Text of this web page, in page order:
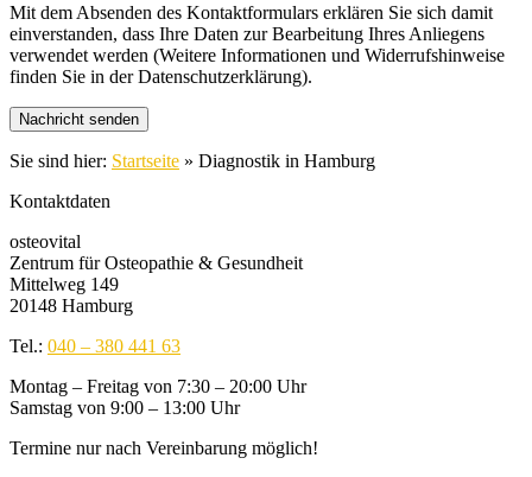
Mit dem Absenden des Kontaktformulars erklären Sie sich damit
einverstanden, dass Ihre Daten zur Bearbeitung Ihres Anliegens
verwendet werden (Weitere Informationen und Widerrufshinweise
finden Sie in der Datenschutzerklärung).
Sie sind hier: Startseite » Diagnostik in Hamburg
Kontaktdaten
osteovital
Zentrum für Osteopathie & Gesundheit
Mittelweg 149
20148 Hamburg
Tel.: 040 – 380 441 63
Montag – Freitag von 7:30 – 20:00 Uhr
Samstag von 9:00 – 13:00 Uhr
Termine nur nach Vereinbarung möglich!